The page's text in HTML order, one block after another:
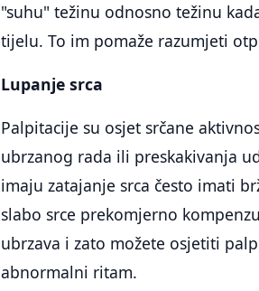
"suhu" težinu odnosno težinu
tijelu. To im pomaže razumjeti
Lupanje srca
Palpitacije su osjet srčane
ubrzanog rada ili preskakivanja
imaju zatajanje srca često imati
slabo srce prekomjerno
ubrzava i zato možete osjetiti
abnormalni ritam.